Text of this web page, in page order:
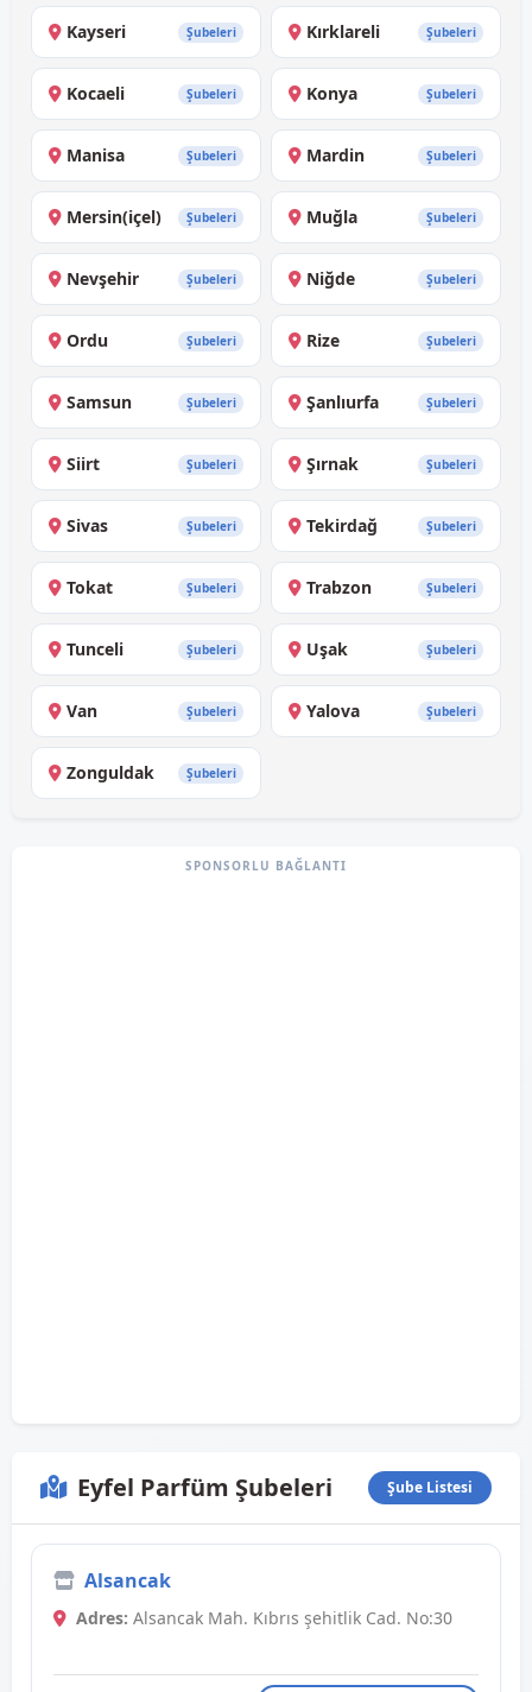
Kayseri Şubeleri Kırklareli Şubeleri
Kocaeli Şubeleri Konya Şubeleri
Manisa Şubeleri Mardin Şubeleri
Mersin(içel) Şubeleri Muğla Şubeleri
Nevşehir Şubeleri Niğde Şubeleri
Ordu Şubeleri Rize Şubeleri
Samsun Şubeleri Şanlıurfa Şubeleri
Siirt Şubeleri Şırnak Şubeleri
Sivas Şubeleri Tekirdağ Şubeleri
Tokat Şubeleri Trabzon Şubeleri
Tunceli Şubeleri Uşak Şubeleri
Van Şubeleri Yalova Şubeleri
Zonguldak Şubeleri
SPONSORLU BAĞLANTI
Eyfel Parfüm Şubeleri Şube Listesi
Alsancak
Adres: Alsancak Mah. Kıbrıs şehitlik Cad. No:30